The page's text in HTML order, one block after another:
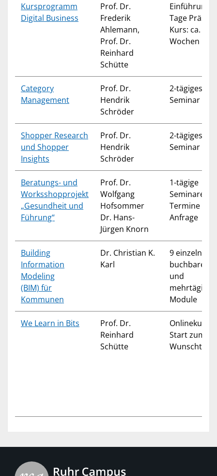
Kursprogramm
Digital Business
Prof. Dr.
Frederik
Ahlemann,
Prof. Dr.
Reinhard
Schütte
Einführung:
Tage
Kurs: ca. 13
Wochen
Category
Management
Prof. Dr.
Hendrik
Schröder
2-tägiges
Seminar
Shopper Research
und Shopper
Insights
Prof. Dr.
Hendrik
Schröder
2-tägiges
Seminar
Beratungs- und
Worksshopprojekt
„Gesundheit und
Führung“
Prof. Dr.
Wolfgang
Hofsommer
Dr. Hans-
Jürgen Knorn
1-tägige
Seminare
Termine auf
Anfrage
Building
Information
Modeling
(BIM) für
Kommunen
Dr. Christian K.
Karl
9 einzeln
buchbare
und
mehrtägige
Module
We Learn in Bits
Prof. Dr.
Reinhard
Schütte
Onlinekurse
Start zum